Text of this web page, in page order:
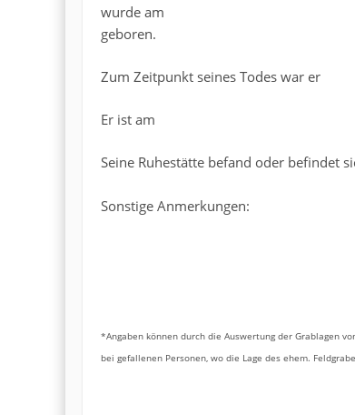
wurde am
geboren.
Zum Zeitpunkt seines Todes
Er ist am
Seine Ruhestätte befand oder befindet
Sonstige Anmerkungen:
*Angaben können durch die Auswertung der Grablagen
bei gefallenen Personen, wo die Lage des ehem.